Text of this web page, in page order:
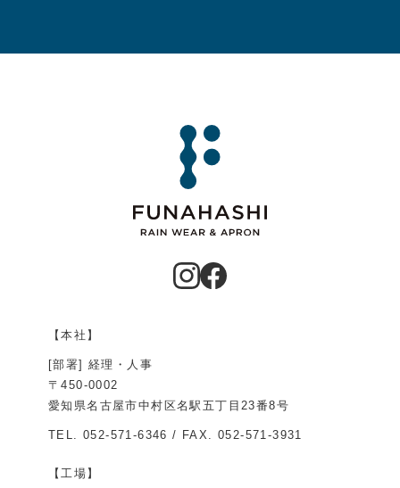
【本社】
[部署] 経理・人事
〒450-0002
愛知県名古屋市中村区名駅五丁目23番8号
TEL. 052-571-6346 / FAX. 052-571-3931
【工場】